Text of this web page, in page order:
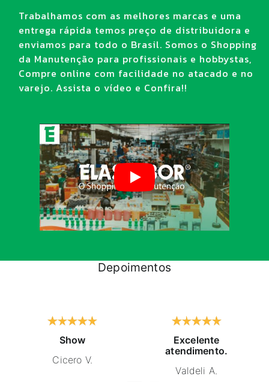
Trabalhamos com as melhores marcas e uma
entrega rápida temos preço de distribuidora e
enviamos para todo o Brasil. Somos o Shopping
da Manutenção para profissionais e hobbystas,
Compre online com facilidade no atacado e no
varejo. Assista o vídeo e Confira!!
Depoimentos
Show
Cicero V.
Excelente
atendimento.
Valdeli A.